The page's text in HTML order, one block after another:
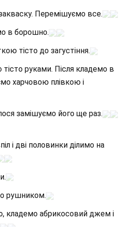
Перемішуємо все.
в борошно.
тісто до загустіння.
руками. Після кладемо в
харчовою плівкою і
замішуємо його ще раз.
і дві половинки ділимо на
рушником.
кладемо абрикосовий джем і